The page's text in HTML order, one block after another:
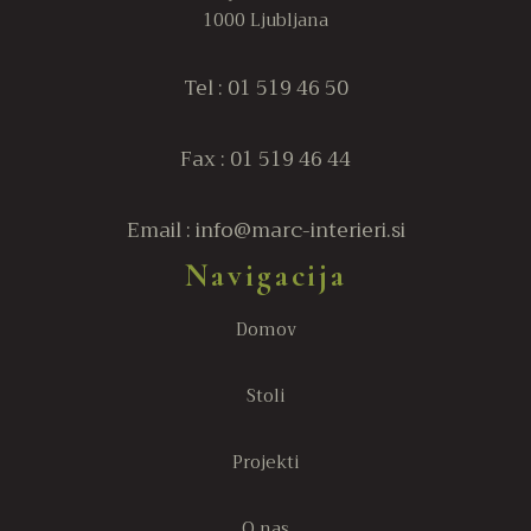
1000 Ljubljana
Tel : 01 519 46 50
Fax : 01 519 46 44
Email : info@marc-interieri.si
Navigacija
Domov
Stoli
Projekti